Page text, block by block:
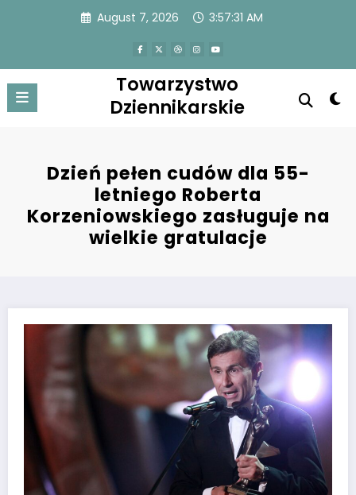
August 7, 2026 3:57:31 AM
Towarzystwo
Dziennikarskie
Dzień pełen cudów dla 55-
letniego Roberta
Korzeniowskiego zasługuje na
wielkie gratulacje